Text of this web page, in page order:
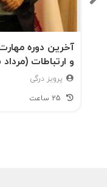
آخرین دوره
و ارتباطات (مرداد 1405)
پرویز درگی